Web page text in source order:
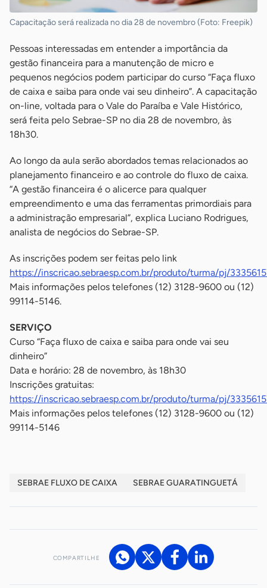
Capacitação será realizada no dia 28 de novembro (Foto: Freepik)
Pessoas interessadas em entender a importância da
gestão financeira para a manutenção de micro e
pequenos negócios podem participar do curso “Faça fluxo
de caixa e saiba para onde vai seu dinheiro”. A capacitação
on-line, voltada para o Vale do Paraíba e Vale Histórico,
será feita pelo Sebrae-SP no dia 28 de novembro, às
18h30.
Ao longo da aula serão abordados temas relacionados ao
planejamento financeiro e ao controle do fluxo de caixa.
“A gestão financeira é o alicerce para qualquer
empreendimento e uma das ferramentas primordiais para
a administração empresarial”, explica Luciano Rodrigues,
analista de negócios do Sebrae-SP.
As inscrições podem ser feitas pelo link
https://inscricao.sebraesp.com.br/produto/turma/pj/
Mais informações pelos telefones (12) 3128-9600 ou (12)
99114-5146.
SERVIÇO
Curso “Faça fluxo de caixa e saiba para onde vai seu
dinheiro”
Data e horário: 28 de novembro, às 18h30
Inscrições gratuitas:
https://inscricao.sebraesp.com.br/produto/turma/pj/
Mais informações pelos telefones (12) 3128-9600 ou (12)
99114-5146
SEBRAE FLUXO DE CAIXA SEBRAE GUARATINGUETÁ
COMPARTILHE